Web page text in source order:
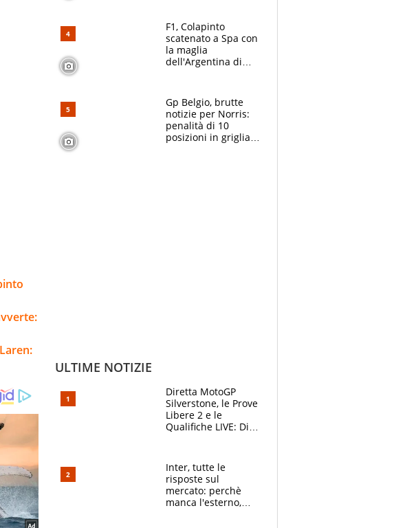
vede l'ora
F1, Colapinto
scatenato a Spa con
la maglia
dell'Argentina di
le parolacce"
Gp Belgio, brutte
notizie per Norris:
penalità di 10
posizioni in griglia,
ULTIME NOTIZIE
Diretta MotoGP
Silverstone, le Prove
Libere 2 e le
Qualifiche LIVE: Di
Bezzecchi
Inter, tutte le
risposte sul
mercato: perchè
manca l'esterno,